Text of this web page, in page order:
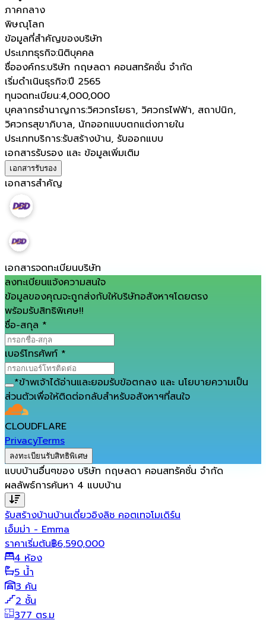
ภาคกลาง
พิษณุโลก
ข้อมูลที่สำคัญของบริษัท
ประเภทธุรกิจ:นิติบุคคล
ชื่อองค์กร:บริษัท กฤษลดา คอนสทรัคชั่น จำกัด
เริ่มดำเนินธุรกิจ:ปี 2565
ทุนจดทะเบียน:4,000,000
บุคลากรชำนาญการ:วิศวกรโยธา, วิศวกรไฟฟ้า, สถาปนิก,
วิศวกรสุขาภิบาล, นักออกแบบตกแต่งภายใน
ประเภทบริการ:รับสร้างบ้าน, รับออกแบบ
เอกสารรับรอง และ ข้อมูลเพิ่มเติม
เอกสารรับรอง
เอกสารสำคัญ
เอกสารจดทะเบียนบริษัท
ลงทะเบียนแจ้งความสนใจ
ข้อมูลของคุณจะถูกส่งกับให้บริษัทอสังหาฯโดยตรง
พร้อมรับสิทธิพิเศษ!!
ชื่อ-สกุล *
เบอร์โทรศัพท์ *
*ข้าพเจ้าได้อ่านและยอมรับข้อตกลง และ นโยบายความเป็น
ส่วนตัวเพื่อให้ติดต่อกลับสำหรับอสังหาฯที่สนใจ
CLOUDFLARE
PrivacyTerms
ลงทะเบียนรับสิทธิพิเศษ
แบบบ้านอื่นๆของ บริษัท กฤษลดา คอนสทรัคชั่น จำกัด
ผลลัพธ์การค้นหา 4 แบบบ้าน
รับสร้างบ้านบ้านเดี่ยวอิงลิช คอตเทจโมเดิร์น
เอ็มม่า - Emma
ราคาเริ่มต้น฿6,590,000
4 ห้อง
5 น้ำ
3 คัน
2 ชั้น
377 ตร.ม